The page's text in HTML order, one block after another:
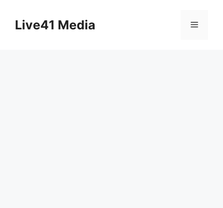
contentLive41 Media Menu